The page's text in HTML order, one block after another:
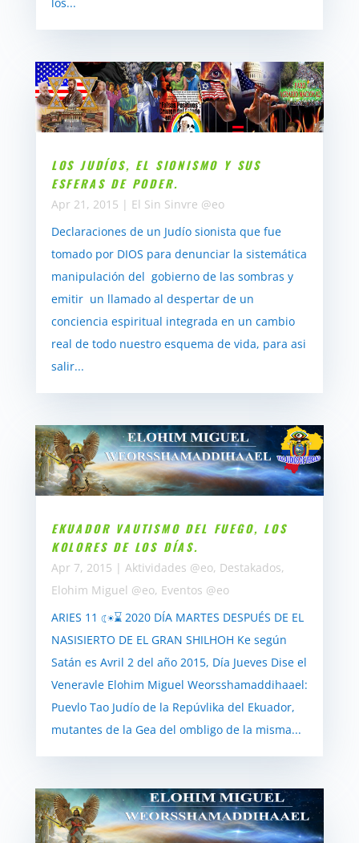
LOS JUDÍOS, EL SIONISMO Y SUS
ESFERAS DE PODER.
Apr 21, 2015 | El Sin Sinvre @eo
Declaraciones de un Judío sionista que fue
tomado por DIOS para denunciar la sistemática
manipulación del gobierno de las sombras y
emitir un llamado al despertar de un
conciencia espiritual integrada en un cambio
real de todo nuestro esquema de vida, para asi
salir...
EKUADOR VAUTISMO DEL FUEGO, LOS
KOLORES DE LOS DÍAS.
Apr 7, 2015 | Aktividades @eo, Destakados,
Elohim Miguel @eo, Eventos @eo
ARIES 11 ☾☀⌛ 2020 DÍA MARTES DESPUÉS DE EL
NASISIERTO DE EL GRAN SHILHOH Ke según
Satán es Avril 2 del año 2015, Día Jueves Dise el
Veneravle Elohim Miguel Weorsshamaddihaael:
Puevlo Tao Judío de la Repúvlika del Ekuador,
mutantes de la Gea del ombligo de la misma...